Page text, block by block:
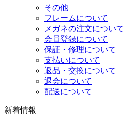
その他
フレームについて
メガネの注文について
会員登録について
保証・修理について
支払いについて
返品・交換について
退会について
配送について
新着情報